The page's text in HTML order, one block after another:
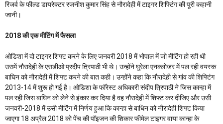
रिजर्व के फील्ड डायरेक्टर रजनीश कुमार सिंह से नौरादेही में टाइगर शिफ्टिंग की पूरी कहानी
जानी।
2018 की एक मीटिंग में फैसला
ओडिशा में दो टाइगर शिफ्ट करने के लिए जनवरी 2018 में भोपाल में जो मीटिंग हो रही थी
उसमें नौरादेही के एसडीओ प्रदीप त्रिपाठी भी थे। उन्होंने घुरेला एनक्लोजर में पल रही वयस्क
बाघिन को नौरादेही में शिफ्ट करने की बात कही। उन्होंने कहा कि नौरादेही से गांव की शिफ्टिंग
2013-14 में शुरू हो गई है। ओडिशा के फॉरेस्ट अधिकारी संदीप त्रिपाठी ने जिस कान्हा में
पल रही जिस बाघिन को लेने से इंकार कर दिया है वह नौरादेही में शिफ्ट कर दीजिए और उसी
जनवरी-2018 में उसी मीटिंग में निर्णय हुआ कि कान्हा से बाधिन को नौरादेही शिफ्ट किया
जाएगा 18 अप्रैल 2018 को पेंच की पॉइजन की शिकार फीमेल टाइगर वाया कान्हा के